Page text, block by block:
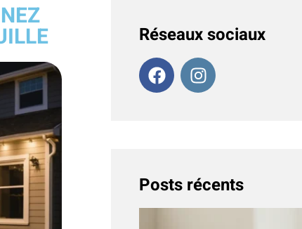
Réseaux sociaux
Posts récents